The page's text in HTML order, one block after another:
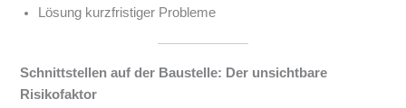
Lösung kurzfristiger Probleme
Schnittstellen auf der Baustelle: Der unsichtbare
Risikofaktor